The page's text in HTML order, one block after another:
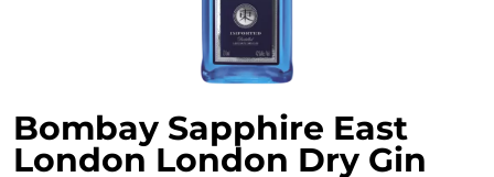
Bombay Sapphire East
London London Dry Gin